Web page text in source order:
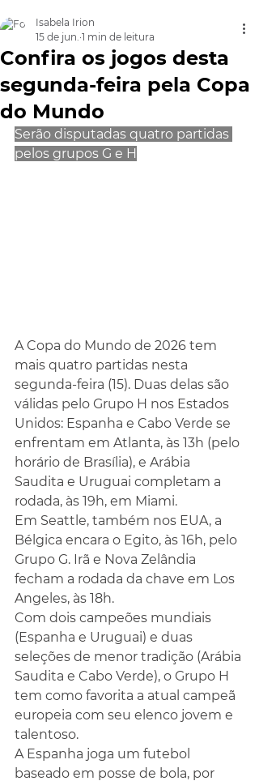
Confira os jogos desta
segunda-feira pela Copa
do Mundo
Isabela Irion
15 de jun. 1 min de leitura
Serão disputadas quatro partidas
pelos grupos G e H
A Copa do Mundo de 2026 tem
mais quatro partidas nesta
segunda-feira (15). Duas delas são
válidas pelo Grupo H nos Estados
Unidos: Espanha e Cabo Verde se
enfrentam em Atlanta, às 13h (pelo
horário de Brasília), e Arábia
Saudita e Uruguai completam a
rodada, às 19h, em Miami.
Em Seattle, também nos EUA, a
Bélgica encara o Egito, às 16h, pelo
Grupo G. Irã e Nova Zelândia
fecham a rodada da chave em Los
Angeles, às 18h.
Com dois campeões mundiais
(Espanha e Uruguai) e duas
seleções de menor tradição (Arábia
Saudita e Cabo Verde), o Grupo H
tem como favorita a atual campeã
europeia com seu elenco jovem e
talentoso.
A Espanha joga um futebol
baseado em posse de bola, por